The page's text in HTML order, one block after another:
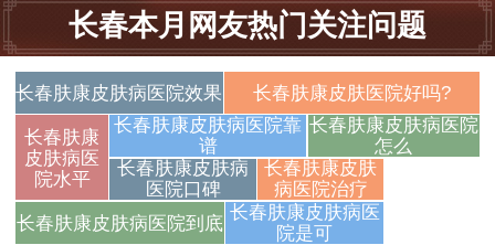
长春本月网友热门关注问题
长春肤康皮肤病医院效果 长春肤康皮肤医院好吗?
长春肤康
皮肤病医
院水平
长春肤康皮肤病医院靠
谱
长春肤康皮肤病医院
怎么
长春肤康皮肤病
医院口碑
长春肤康皮肤
病医院治疗
长春肤康皮肤病医院到底 长春肤康皮肤病医
院是可